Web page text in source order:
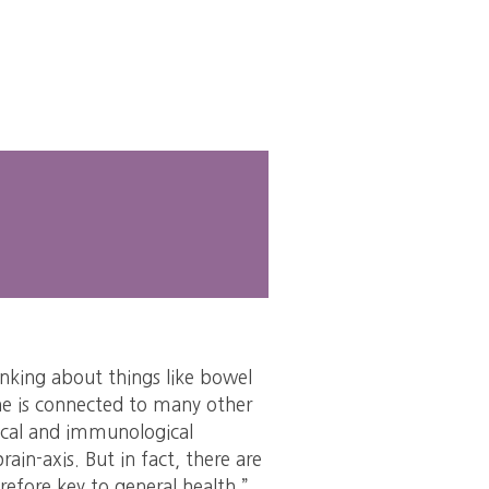
about things like bowel
is connected to many other
and immunological
axis. But in fact, there are